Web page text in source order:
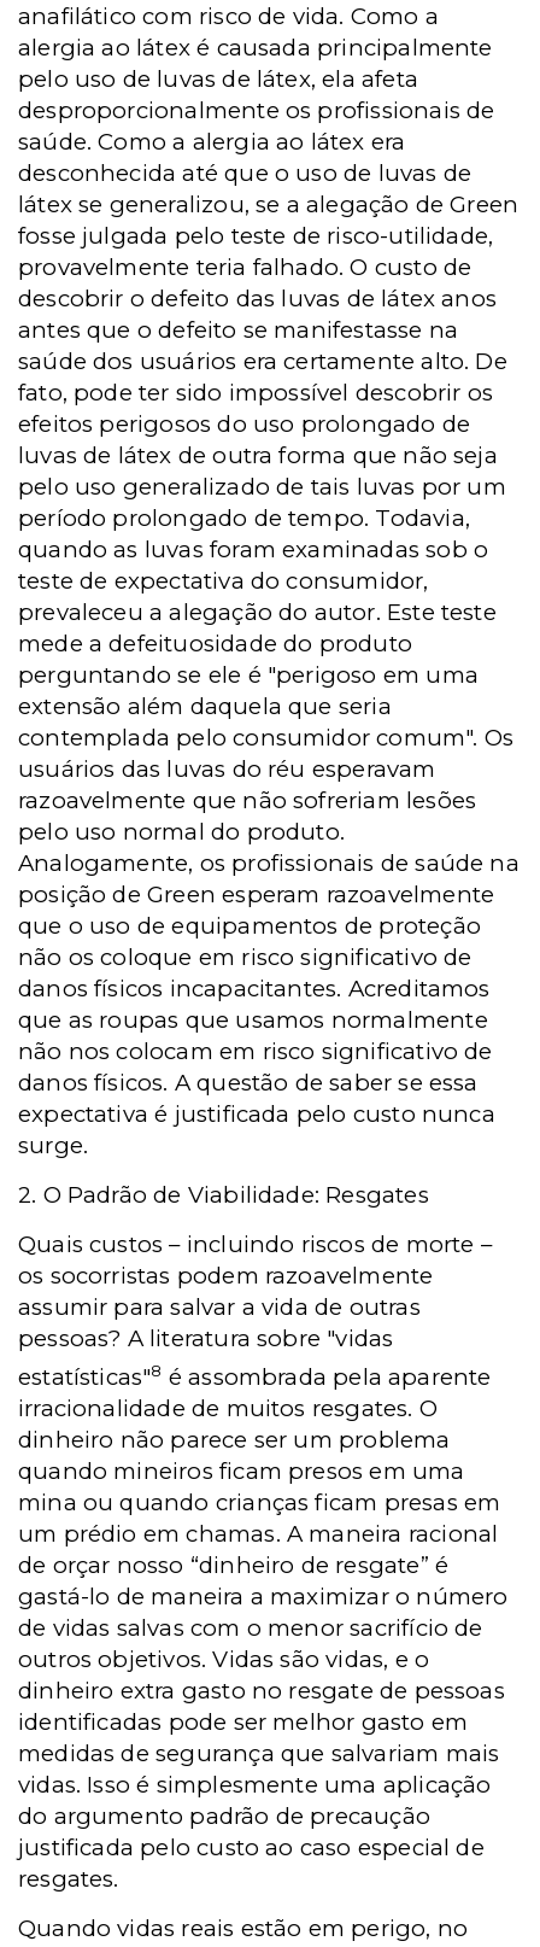
anafilático com risco de vida. Como a
alergia ao látex é causada principalmente
pelo uso de luvas de látex, ela afeta
desproporcionalmente os profissionais de
saúde. Como a alergia ao látex era
desconhecida até que o uso de luvas de
látex se generalizou, se a alegação de Green
fosse julgada pelo teste de risco-utilidade,
provavelmente teria falhado. O custo de
descobrir o defeito das luvas de látex anos
antes que o defeito se manifestasse na
saúde dos usuários era certamente alto. De
fato, pode ter sido impossível descobrir os
efeitos perigosos do uso prolongado de
luvas de látex de outra forma que não seja
pelo uso generalizado de tais luvas por um
período prolongado de tempo. Todavia,
quando as luvas foram examinadas sob o
teste de expectativa do consumidor,
prevaleceu a alegação do autor. Este teste
mede a defeituosidade do produto
perguntando se ele é "perigoso em uma
extensão além daquela que seria
contemplada pelo consumidor comum". Os
usuários das luvas do réu esperavam
razoavelmente que não sofreriam lesões
pelo uso normal do produto.
Analogamente, os profissionais de saúde na
posição de Green esperam razoavelmente
que o uso de equipamentos de proteção
não os coloque em risco significativo de
danos físicos incapacitantes. Acreditamos
que as roupas que usamos normalmente
não nos colocam em risco significativo de
danos físicos. A questão de saber se essa
expectativa é justificada pelo custo nunca
surge.
2. O Padrão de Viabilidade: Resgates
Quais custos – incluindo riscos de morte –
os socorristas podem razoavelmente
assumir para salvar a vida de outras
pessoas? A literatura sobre "vidas
estatísticas"8 é assombrada pela aparente
irracionalidade de muitos resgates. O
dinheiro não parece ser um problema
quando mineiros ficam presos em uma
mina ou quando crianças ficam presas em
um prédio em chamas. A maneira racional
de orçar nosso “dinheiro de resgate” é
gastá-lo de maneira a maximizar o número
de vidas salvas com o menor sacrifício de
outros objetivos. Vidas são vidas, e o
dinheiro extra gasto no resgate de pessoas
identificadas pode ser melhor gasto em
medidas de segurança que salvariam mais
vidas. Isso é simplesmente uma aplicação
do argumento padrão de precaução
justificada pelo custo ao caso especial de
resgates.
Quando vidas reais estão em perigo, no